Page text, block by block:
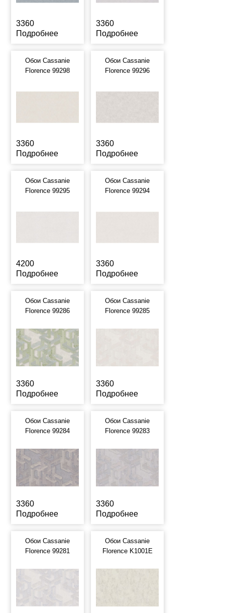
3360
Подробнее
3360
Подробнее
Обои Cassanie
Florence 99298
3360
Подробнее
Обои Cassanie
Florence 99296
3360
Подробнее
Обои Cassanie
Florence 99295
4200
Подробнее
Обои Cassanie
Florence 99294
3360
Подробнее
Обои Cassanie
Florence 99286
3360
Подробнее
Обои Cassanie
Florence 99285
3360
Подробнее
Обои Cassanie
Florence 99284
3360
Подробнее
Обои Cassanie
Florence 99283
3360
Подробнее
Обои Cassanie
Florence 99281
Обои Cassanie
Florence K1001E